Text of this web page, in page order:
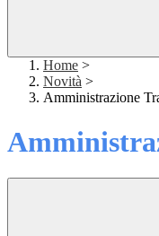
Home >
Novità >
Amministrazione